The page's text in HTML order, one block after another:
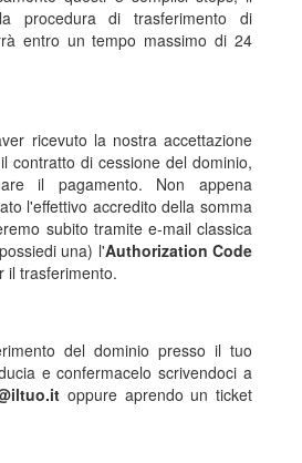
procedura di trasferimento di
entro un tempo massimo di 24
ricevuto la nostra accettazione
contratto di cessione del dominio,
il pagamento. Non appena
l'effettivo accredito della somma
subito tramite e-mail classica
una) l'Authorization Code
il trasferimento.
del dominio presso il tuo
e confermacelo scrivendoci a
oppure aprendo un ticket